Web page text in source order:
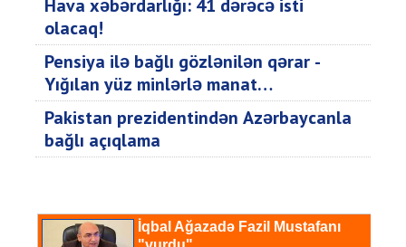
Hava xəbərdarlığı: 41 dərəcə isti
olacaq!
Pensiya ilə bağlı gözlənilən qərar -
Yığılan yüz minlərlə manat…
Pakistan prezidentindən Azərbaycanla
bağlı açıqlama